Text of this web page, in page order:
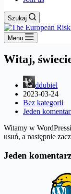
Szukaj
Menu
Witaj,
ddubiel
2023-03-24
Bez kategorii
Jeden
Witamy w
usuń, a następnie
Jeden komentarz